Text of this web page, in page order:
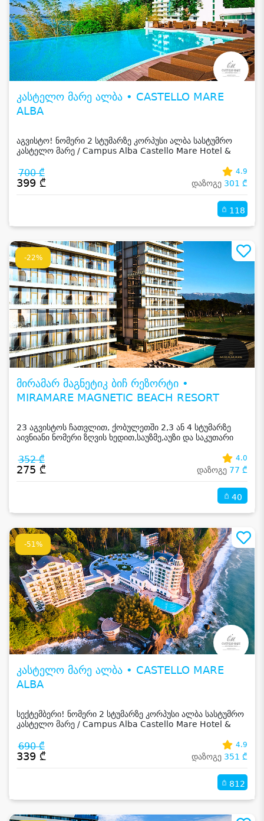
კასტელო მარე ალბა • CASTELLO MARE
ALBA
აგვისტო! ნომერი 2 სტუმარზე კორპუსი ალბა სასტუმრო
კასტელო მარე / Campus Alba Castello Mare Hotel &
700 ₾
399 ₾
4.9
დაზოგე 301 ₾
118
-22%
მირამარ მაგნეტიკ ბიჩ რეზორტი •
MIRAMARE MAGNETIC BEACH RESORT
23 აგვისტოს ჩათვლით, ქობულეთში 2,3 ან 4 სტუმარზე
აივნიანი ნომერი ზღვის ხედით,საუზმე,აუზი და საკუთარი
352 ₾
275 ₾
4.0
დაზოგე 77 ₾
40
-51%
კასტელო მარე ალბა • CASTELLO MARE
ALBA
სექტემბერი! ნომერი 2 სტუმარზე კორპუსი ალბა სასტუმრო
კასტელო მარე / Campus Alba Castello Mare Hotel &
690 ₾
339 ₾
4.9
დაზოგე 351 ₾
812